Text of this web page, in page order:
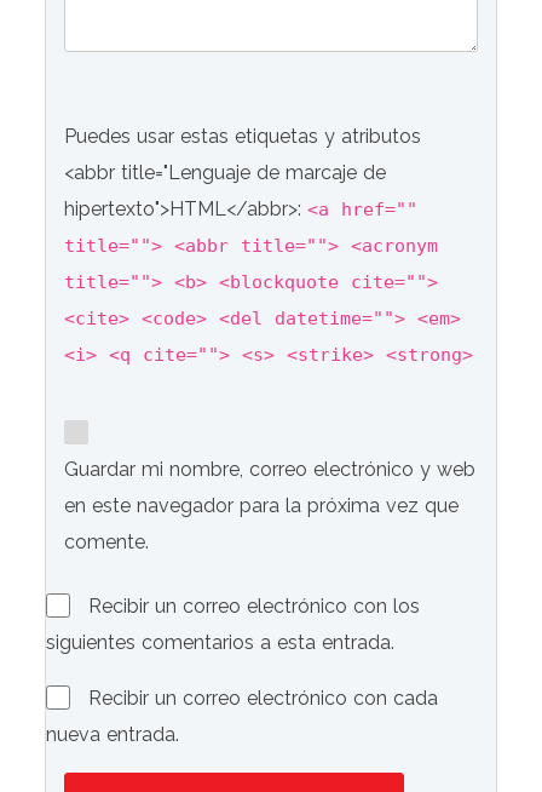
Puedes usar estas etiquetas y atributos
<abbr title="Lenguaje de marcaje de
hipertexto">HTML</abbr>:<a href=""
title=""> <abbr title=""> <acronym
title=""> <b> <blockquote cite="">
<cite> <code> <del datetime=""> <em>
<i> <q cite=""> <s> <strike> <strong>
Guardar mi nombre, correo electrónico y web
en este navegador para la próxima vez que
comente.
Recibir un correo electrónico con los
siguientes comentarios a esta entrada.
Recibir un correo electrónico con cada
nueva entrada.